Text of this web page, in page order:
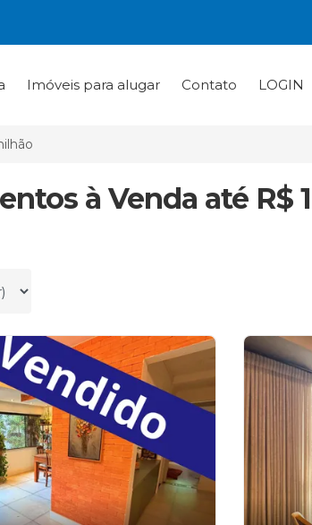
Imóveis para alugar Contato LOGIN
à Venda até R$